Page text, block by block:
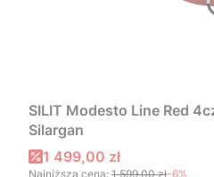
SILIT Modesto Line Red
Silargan
Cena promocyjna
1 499,00 zł
Najniższa cena: 1 599,00 zł-6%